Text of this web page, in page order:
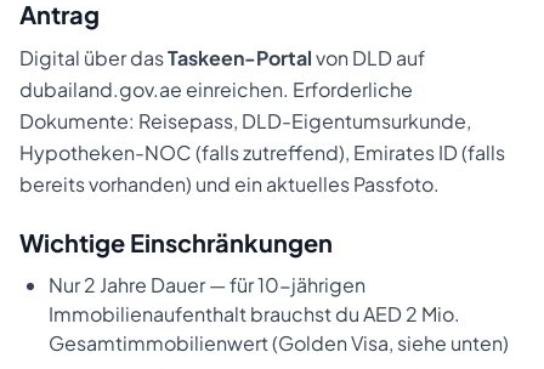
Antrag
Digital über dasTaskeen-Portalvon DLD auf
dubailand.gov.ae einreichen. Erforderliche
Dokumente: Reisepass, DLD-Eigentumsurkunde,
Hypotheken-NOC (falls zutreffend), Emirates ID (falls
bereits vorhanden) und ein aktuelles Passfoto.
Wichtige Einschränkungen
Nur 2 Jahre Dauer — für 10-jährigen
Immobilienaufenthalt brauchst du AED 2 Mio.
Gesamtimmobilienwert (Golden Visa, siehe unten)